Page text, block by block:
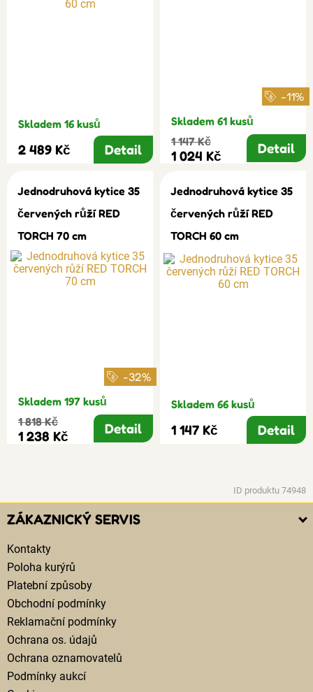
Skladem 16 kusů
2 489 Kč Detail
-11%
Skladem 61 kusů
1 147 Kč
1 024 Kč Detail
Jednodruhová kytice 35
červených růží RED
TORCH 70 cm
-32%
Skladem 197 kusů
1 818 Kč
1 238 Kč Detail
Jednodruhová kytice 35
červených růží RED
TORCH 60 cm
Skladem 66 kusů
1 147 Kč Detail
ID produktu 74948
ZÁKAZNICKÝ SERVIS
Kontakty
Poloha kurýrů
Platební způsoby
Obchodní podmínky
Reklamační podmínky
Ochrana os. údajů
Ochrana oznamovatelů
Podmínky aukcí